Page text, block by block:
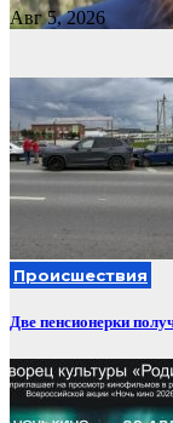
Авг 5, 2026
Происшествия
Две пенсионерки